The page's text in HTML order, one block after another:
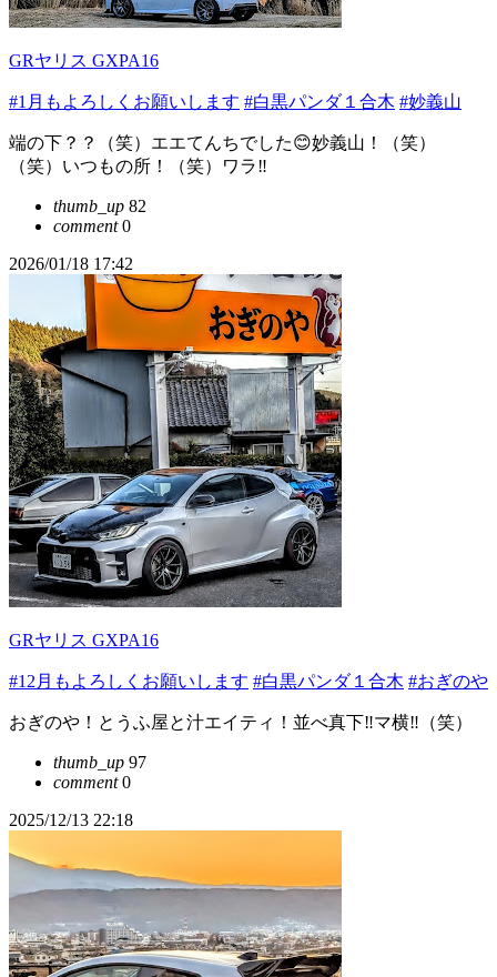
GRヤリス GXPA16
#1月もよろしくお願いします #白黒パンダ１合木 #妙義山
端の下？？（笑）エエてんちでした😊妙義山！（笑）
（笑）いつもの所！（笑）ワラ‼️
thumb_up 82
comment0
2026/01/18 17:42
GRヤリス GXPA16
#12月もよろしくお願いします #白黒パンダ１合木 #おぎのや
おぎのや！とうふ屋と汁エイティ！並べ真下‼️マ横‼️（笑）
thumb_up 97
comment0
2025/12/13 22:18